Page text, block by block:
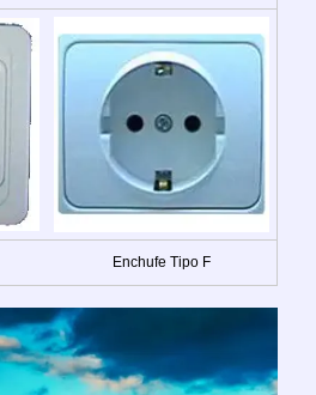
Enchufe Tipo F